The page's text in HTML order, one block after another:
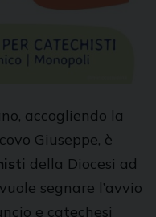
accogliendo la
Giuseppe, è
della Diocesi ad
segnare l’avvio
e catechesi